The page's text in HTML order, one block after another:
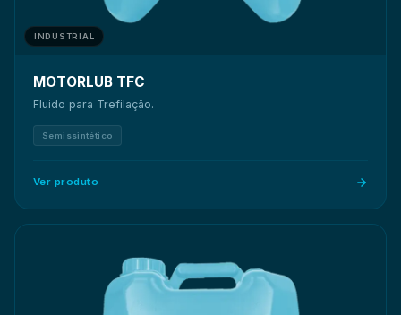
INDUSTRIAL
MOTORLUB TFC
Fluido para Trefilação.
Semissintético
Ver produto